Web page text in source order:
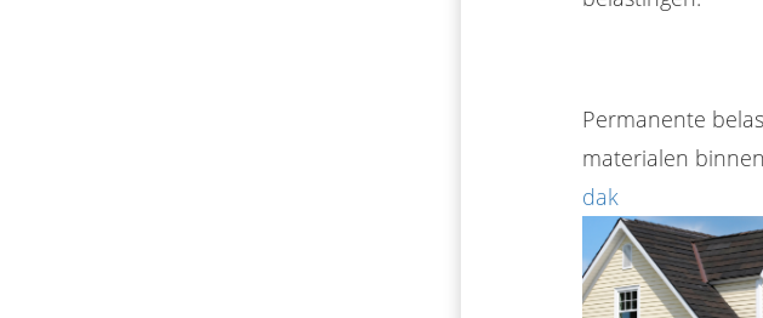
Permanente
materialen
dak